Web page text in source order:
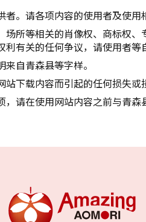
。请各项内容的使用者及使
所等相关的肖像权、商标权
有关的任何争议，请使用者等
自青森县等字样。
下载内容而引起的任何损失或
请在使用网站内容之前与青森